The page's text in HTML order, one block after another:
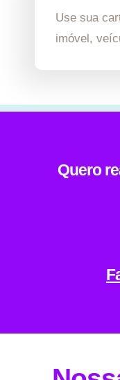
Use sua
imóvel,
Quero